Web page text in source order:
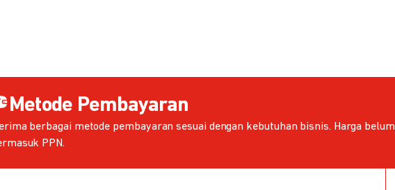
Metode Pembayaran
berbagai metode pembayaran sesuai dengan kebutuhan bisnis. Harga belum
PPN.